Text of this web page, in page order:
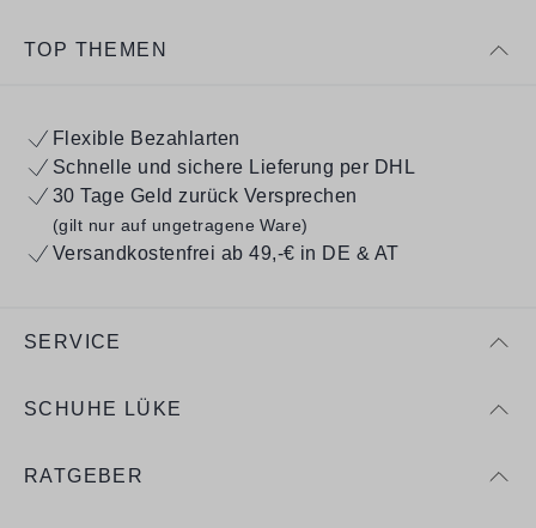
TOP THEMEN
Flexible Bezahlarten
Schnelle und sichere Lieferung per DHL
30 Tage Geld zurück Versprechen
(gilt nur auf ungetragene Ware)
Versandkostenfrei ab 49,-€ in DE & AT
SERVICE
SCHUHE LÜKE
RATGEBER